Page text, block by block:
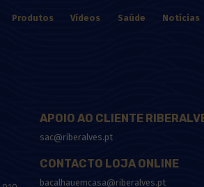
Produtos Vídeos Saúde Notícias
APOIO AO CLIENTE
sac@riberalves.pt
CONTACTO LOJA ONLINE
bacalhauemcasa@riberalves.pt